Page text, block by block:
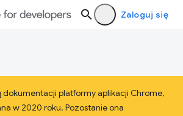
Zaloguj się
dokumentacji platformy aplikacji Chrome,
w 2020 roku. Pozostanie ona